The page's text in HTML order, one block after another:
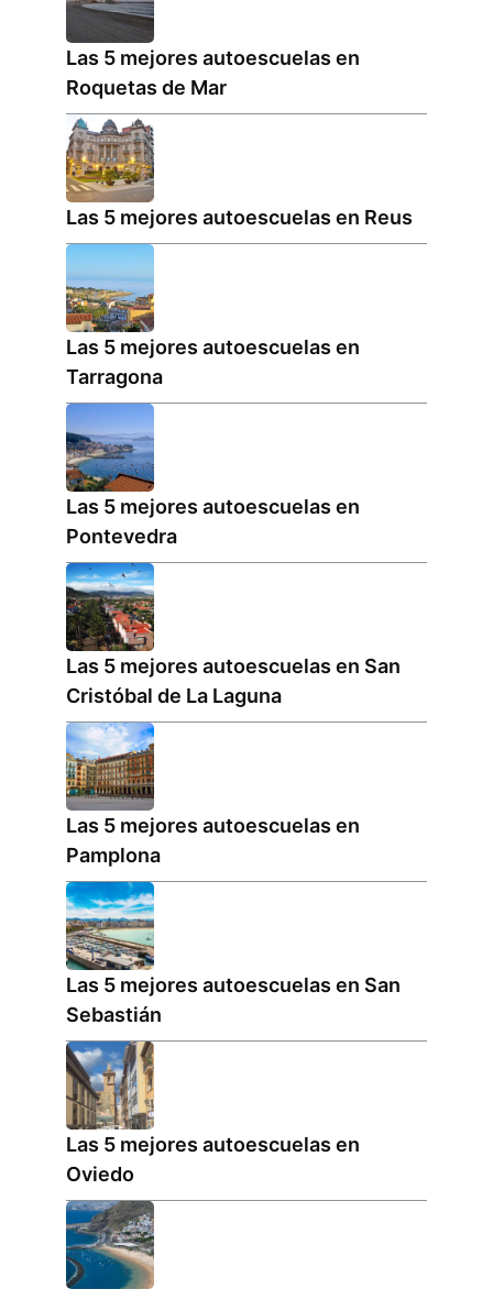
Las 5 mejores autoescuelas en
Roquetas de Mar
Las 5 mejores autoescuelas en Reus
Las 5 mejores autoescuelas en
Tarragona
Las 5 mejores autoescuelas en
Pontevedra
Las 5 mejores autoescuelas en San
Cristóbal de La Laguna
Las 5 mejores autoescuelas en
Pamplona
Las 5 mejores autoescuelas en San
Sebastián
Las 5 mejores autoescuelas en
Oviedo